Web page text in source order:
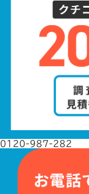
0120-987-282